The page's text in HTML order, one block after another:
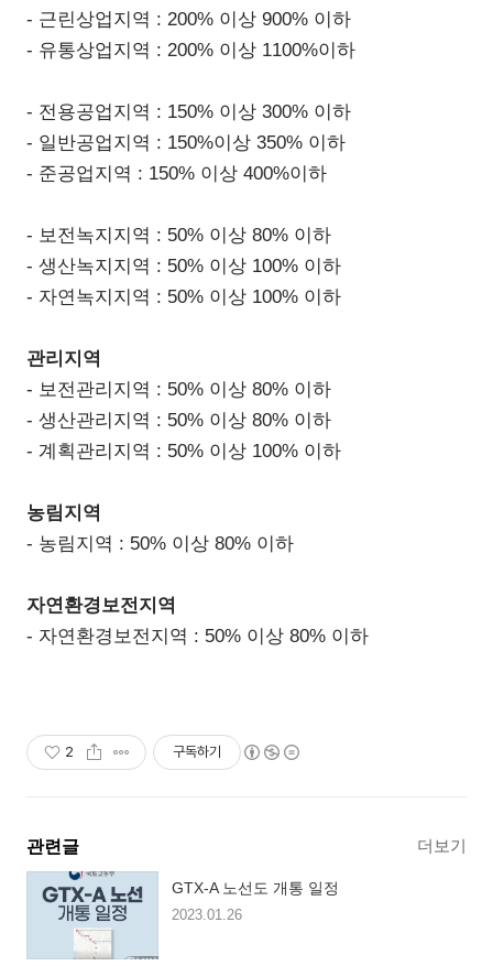
- 근린상업지역 : 200% 이상 900% 이하
- 유통상업지역 : 200% 이상 1100%이하
- 전용공업지역 : 150% 이상 300% 이하
- 일반공업지역 : 150%이상 350% 이하
- 준공업지역 : 150% 이상 400%이하
- 보전녹지지역 : 50% 이상 80% 이하
- 생산녹지지역 : 50% 이상 100% 이하
- 자연녹지지역 : 50% 이상 100% 이하
관리지역
- 보전관리지역 : 50% 이상 80% 이하
- 생산관리지역 : 50% 이상 80% 이하
- 계획관리지역 : 50% 이상 100% 이하
농림지역
- 농림지역 : 50% 이상 80% 이하
자연환경보전지역
- 자연환경보전지역 : 50% 이상 80% 이하
2 구독하기
관련글 더보기
GTX-A 노선도 개통 일정
2023.01.26